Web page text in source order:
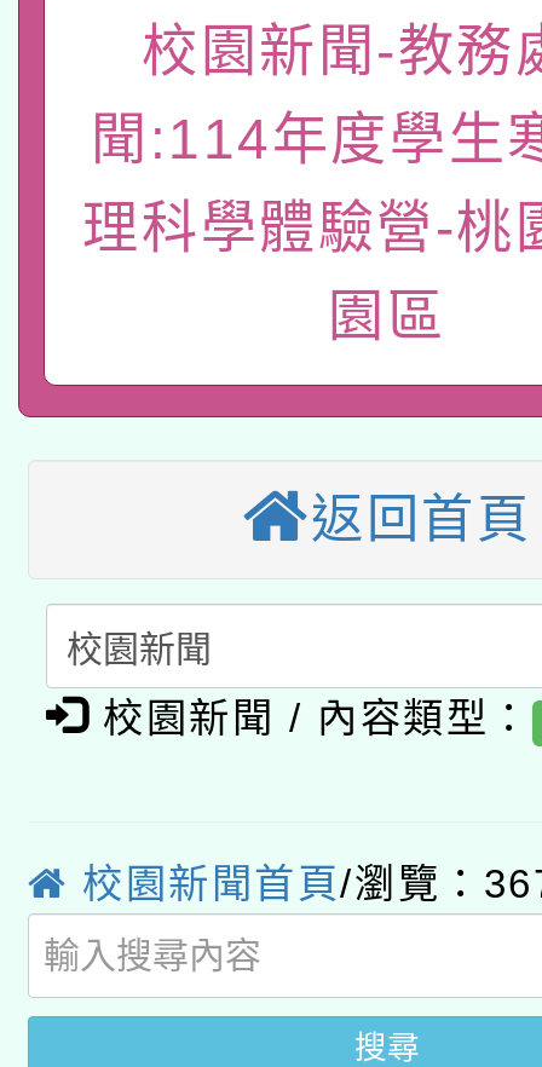
「數位內容與教學軟
pilot」
有關大陸委員會函釋公
薪期間赴陸應申請許可
轉知經濟部水利署委託
業技術研究院辦理「
用水績優單位及節水達
115年8月22日(星期六
開 智慧啟航」
2026年桃園地景藝術
本校115學年度第2次
招甄選結果公告(無人
招)
適應運動共學行動站研
暨閱讀推動專業研習
科技賦能─人工智慧
礎課程
A3數位素養講師名單
「數位內容與教學軟體
pilot」
有關大陸委員會函釋公
薪期間赴陸應申請許可
轉知經濟部水利署委託
用水績優單位及節水達
動」
桃園市孔廟祈福系列
開 智慧啟航」
2026年桃園地景藝術
校園新聞-教務
聞:114年度學生
理科學體驗營-桃
園區
返回首頁
校園新聞 / 內容類型：
校園新聞首頁/瀏覽：
搜尋